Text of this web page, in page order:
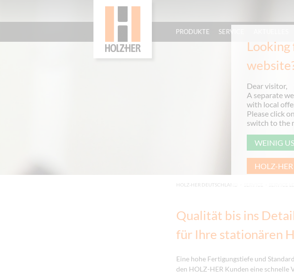
Dear visitor,
A separate
with local
Please click
switch to the
WEINIG
HOLZ-
PRODUKTE SERVICE
HOLZ-HER DEUTSCHLAND
Qualität bis ins
für Ihre stationären
Eine hohe Fertigungstiefe und
den HOLZ-HER Kunden eine